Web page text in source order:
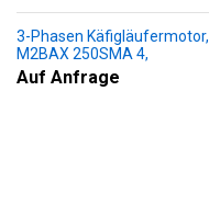
3-Phasen Käfigläufermotor,
M2BAX 250SMA 4,
+188+230+451+009
Auf Anfrage